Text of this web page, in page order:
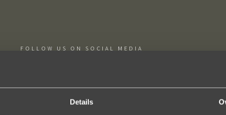
Details
FOLLOW US ON SOCIAL MEDIA